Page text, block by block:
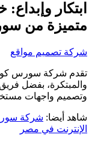
ابتكار
متميزة من
شركة تصميم مواقع
تقدم شركة سورس كود
والمبتكرة، بفضل
وتصميم واجهات
شاهد أيضا: شركة
الإنترنت في مصر